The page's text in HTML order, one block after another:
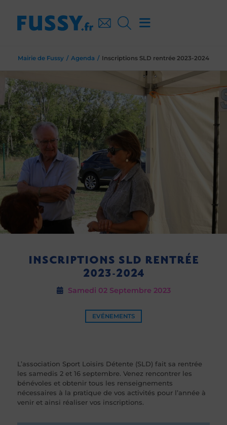
Mairie de Fussy Agenda Inscriptions SLD rentrée 2023-2024
INSCRIPTIONS SLD RENTRÉE
2023-2024
Samedi 02 Septembre 2023
EVÉNEMENTS
L’association Sport Loisirs Détente (SLD) fait sa rentrée
les samedis 2 et 16 septembre. Venez rencontrer les
bénévoles et obtenir tous les renseignements
nécessaires à la pratique de vos activités pour l’année à
venir et ainsi réaliser vos inscriptions.